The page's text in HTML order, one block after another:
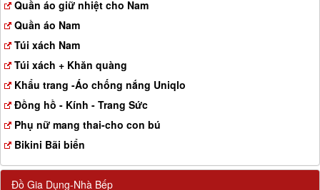
Quần áo giữ nhiệt cho Nam
Quần áo Nam
Túi xách Nam
Túi xách + Khăn quàng
Khẩu trang -Áo chống nắng Uniqlo
Đồng hồ - Kính - Trang Sức
Phụ nữ mang thai-cho con bú
Bikini Bãi biển
Đồ Gia Dụng-Nhà Bếp